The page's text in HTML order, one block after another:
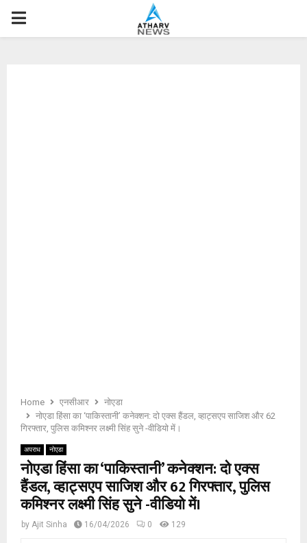
P
Home एनसीआर
नोएडा
नोएडा हिंसा का ‘पाकिस्तानी’ कनेक्शन: दो एक्स हैंडल, व्हाट्सएप साजिश और 62
गिरफ्तार, पुलिस कमिश्नर लक्ष्मी सिंह सुने -वीडियो में।
अपराध नोएडा
नोएडा हिंसा का ‘पाकिस्तानी’ कनेक्शन: दो एक्स
हैंडल, व्हाट्सएप साजिश और 62 गिरफ्तार, पुलिस
कमिश्नर लक्ष्मी सिंह सुने -वीडियो में।
by Ajit Sinha 16/04/2026 0 129